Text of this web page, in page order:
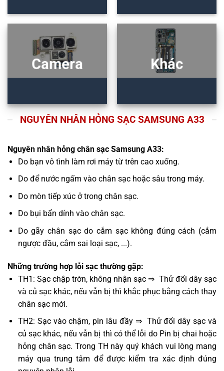
Camera Khác
NGUYÊN NHÂN HỎNG SẠC SAMSUNG A33
Nguyên nhân hỏng chân sạc Samsung A33:
Do bạn vô tình làm rơi máy từ trên cao xuống.
Do để nước ngấm vào chân sạc hoặc sâu trong máy.
Do mòn tiếp xúc ở trong chân sạc.
Do bụi bẩn dính vào chân sạc.
Do gãy chân sạc do cắm sạc không đúng cách (cắm
ngược đầu, cắm sai loại sạc, ...).
Những trường hợp lỗi sạc thường gặp:
TH1: Sạc chập trờn, không nhận sạc ⇒ Thử đổi dây sạc
và củ sạc khác, nếu vẫn bị thì khắc phục bằng cách thay
chân sạc mới.
TH2: Sạc vào chậm, pin lâu đầy ⇒ Thử đổi dây sạc và
củ sạc khác, nếu vẫn bị thì có thể lỗi do Pin bị chai hoặc
hỏng chân sạc. Trong TH này quý khách vui lòng mang
máy qua trung tâm để được kiểm tra xác định đúng